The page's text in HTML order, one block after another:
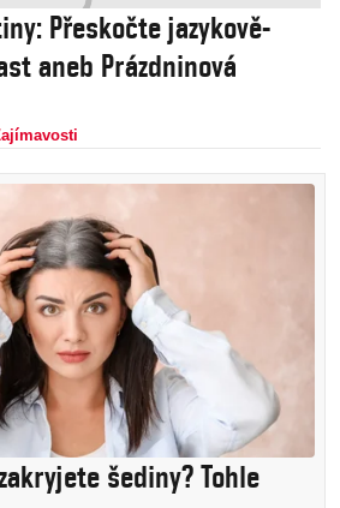
Přeskočte jazykově-
aneb Prázdninová
šediny? Tohle